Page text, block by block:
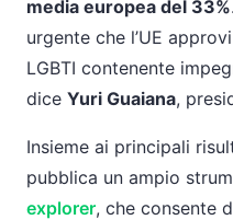
media europea del 33%
urgente che l’UE
LGBTI contenente
dice Yuri Guaiana,
Insieme ai principali
pubblica un ampio
explorer, che consente